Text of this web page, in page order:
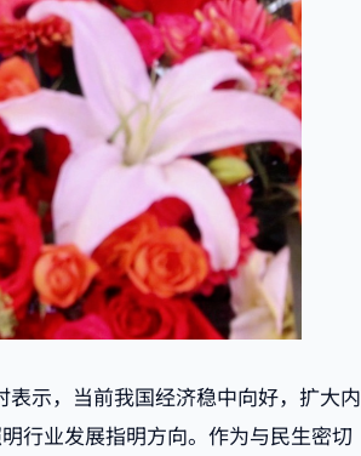
表示，当前我国经济稳中向好，扩大内
行业发展指明方向。作为与民生密切